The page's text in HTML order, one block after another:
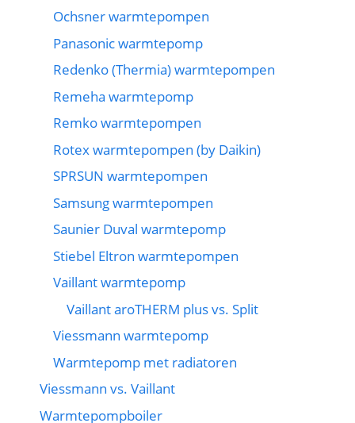
Ochsner warmtepompen
Panasonic warmtepomp
Redenko (Thermia) warmtepompen
Remeha warmtepomp
Remko warmtepompen
Rotex warmtepompen (by Daikin)
SPRSUN warmtepompen
Samsung warmtepompen
Saunier Duval warmtepomp
Stiebel Eltron warmtepompen
Vaillant warmtepomp
Vaillant aroTHERM plus vs. Split
Viessmann warmtepomp
Warmtepomp met radiatoren
Viessmann vs. Vaillant
Warmtepompboiler